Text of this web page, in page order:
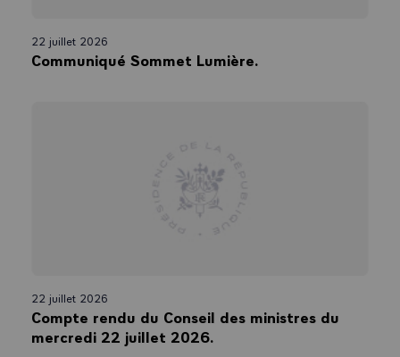
22 juillet 2026
Communiqué Sommet Lumière.
22 juillet 2026
Compte rendu du Conseil des ministres du
mercredi 22 juillet 2026.